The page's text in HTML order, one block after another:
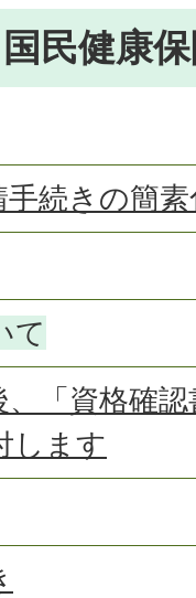
国民健康
続きの簡
て
「資格確
します